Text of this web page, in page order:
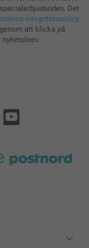
Det
integritetspolicy.
att klicka på